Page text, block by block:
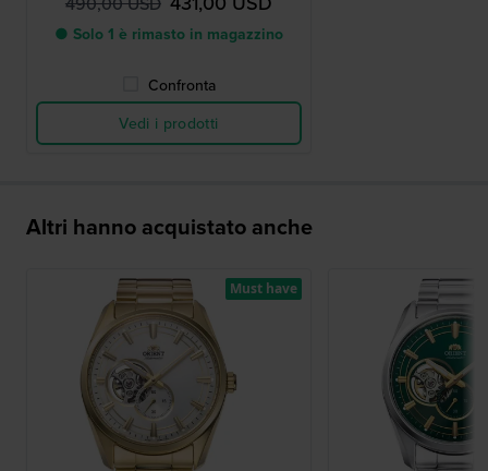
● Solo 1 è rimasto in magazzino
Confronta
Vedi i prodotti
Altri hanno acquistato anche
Must have